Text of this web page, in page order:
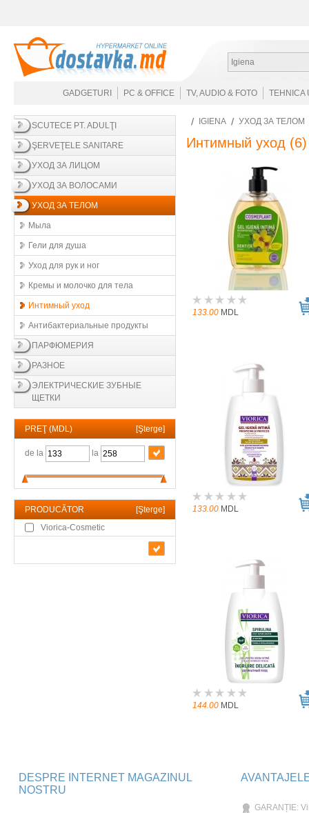
Igiena
GADGETURI PC & OFFICE TV, AUDIO & FOTO TEHNICA
SCUTECE PT. ADULŢI
ŞERVEŢELE SANITARE
УХОД ЗА ЛИЦОМ
УХОД ЗА ВОЛОСАМИ
УХОД ЗА ТЕЛОМ
Мыла
Гели для душа
Уход для рук и ног
Кремы и молочко для тела
Интимный уход
Антибактериальные продукты
ПАРФЮМЕРИЯ
РАЗНОЕ
ЭЛЕКТРИЧЕСКИЕ ЗУБНЫЕ
ЩЕТКИ
PREŢ (MDL) [Şterge]
de la la
PRODUCĂTOR [Şterge]
Viorica-Cosmetic
IGIENA УХОД ЗА ТЕЛОМ
Интимный уход (6)
133.00 MDL
133.00 MDL
144.00 MDL
DESPRE INTERNET MAGAZINUL
NOSTRU
GARANȚIE: